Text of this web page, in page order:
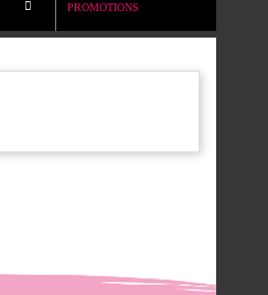
PROMOTIONS